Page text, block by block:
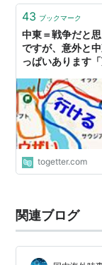
発。イスラエル
運河地帯の占領
が、米ソ両超
撤兵を余儀な
ったことを満天
第三次中東戦
1967年。六日戦
リラに支援を与
び、ティラン海
スラエルはシリ
43 ブックマーク
中東＝戦争だと
ですが、意外と
っぱいあります
判断基準になって
togetter.com
関連ブログ